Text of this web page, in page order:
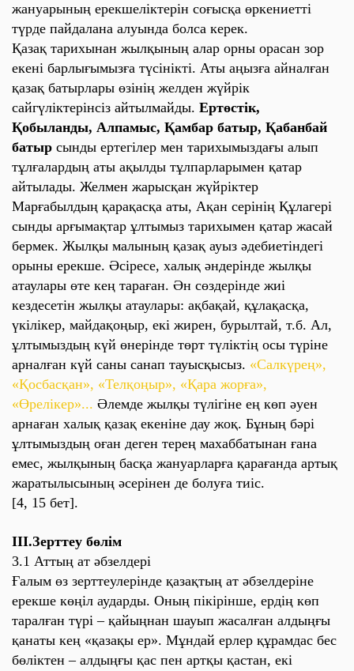
жануарының ерекшеліктерін соғысқа өркениетті
түрде пайдалана алуында болса керек.
Қазақ тарихынан жылқының алар орны орасан зор
екені барлығымызға түсінікті. Аты аңызға айналған
қазақ батырлары өзінің желден жүйрік
сайгүліктерінсіз айтылмайды. Ертөстік,
Қобыланды, Алпамыс, Қамбар батыр, Қабанбай
батыр сынды ертегілер мен тарихымыздағы алып
тұлғалардың аты ақылды тұлпарларымен қатар
айтылады. Желмен жарысқан жүйріктер
Марғабылдың қарақасқа аты, Ақан серінің Құлагері
сынды арғымақтар ұлтымыз тарихымен қатар жасай
бермек. Жылқы малының қазақ ауыз әдебиетіндегі
орыны ерекше. Әсіресе, халық әндерінде жылқы
атаулары өте кең тараған. Ән сөздерінде жиі
кездесетін жылқы атаулары: ақбақай, құлақасқа,
үкілікер, майдақоңыр, екі жирен, бурылтай, т.б. Ал,
ұлтымыздың күй өнерінде төрт түліктің осы түріне
арналған күй саны санап тауысқысыз. «Салкүрең»,
«Қосбасқан», «Телқоңыр», «Қара жорға»,
«Өрелікер»... Әлемде жылқы түлігіне ең көп әуен
арнаған халық қазақ екеніне дау жоқ. Бұның бәрі
ұлтымыздың оған деген терең махаббатынан ғана
емес, жылқының басқа жануарларға қарағанда артық
жаратылысының әсерінен де болуға тиіс.
[4, 15 бет].
III.Зерттеу бөлім
3.1 Аттың ат әбзелдері
Ғалым өз зерттеулерінде қазақтың ат әбзелдеріне
ерекше көңіл аударды. Оның пікірінше, ердің көп
таралған түрі – қайыңнан шауып жасалған алдыңғы
қанаты кең «қазақы ер». Мұндай ерлер құрамдас бес
бөліктен – алдыңғы қас пен артқы қастан, екі